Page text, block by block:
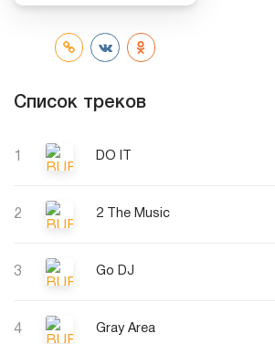
Список треков
1 DO IT
2 2 The Music
3 Go DJ
4 Gray Area